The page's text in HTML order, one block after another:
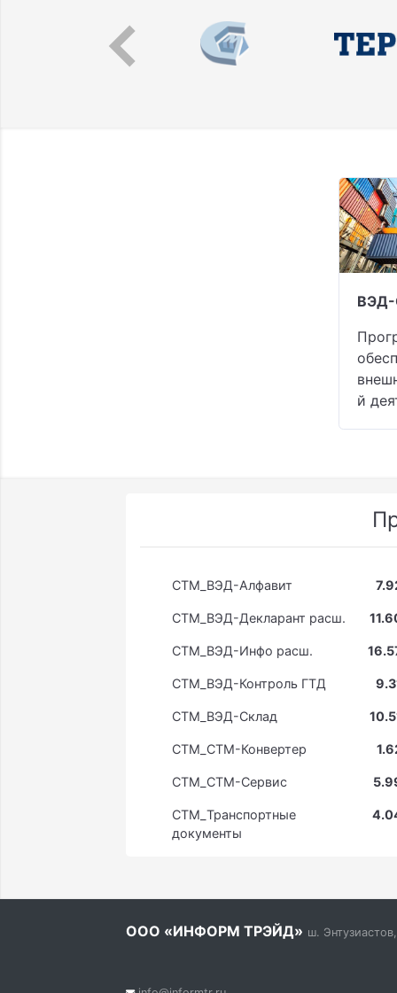
й
СTM_ВЭД-Алфавит
СTM_ВЭД-Декларант расш.
СTM_ВЭД-Инфо расш.
СTM_ВЭД-Контроль ГТД
СTM_ВЭД-Склад
СTM_СТМ-Конвертер
СTM_СТМ-Сервис
СTM_Транспортные
документы
ООО «ИНФОРМ ТРЭЙД» ш.